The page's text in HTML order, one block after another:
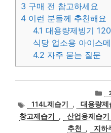
3 구매 전 참고하세요
4 이런 분들께 추천해요
4.1 대용량제빙기
식당 업소용 아이스
4.2 자주 묻는 질문
카
테
고
리
태
그
114L제습기 , 대용량제
창고제습기
, 산업용제습기
추천
,
지하